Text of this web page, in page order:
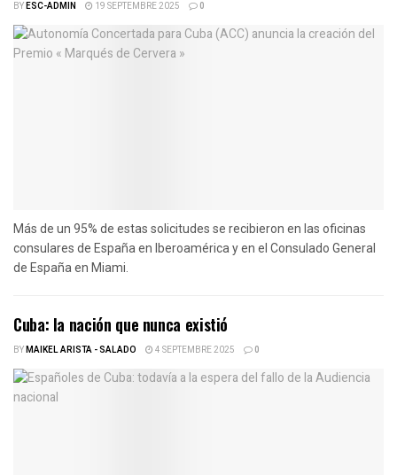
BYESC-ADMIN 19 SEPTEMBRE 2025 0
Más de un 95% de estas solicitudes se recibieron en las oficinas
consulares de España en Iberoamérica y en el Consulado General
de España en Miami.
Cuba: la nación que nunca existió
BYMAIKEL ARISTA - SALADO 4 SEPTEMBRE 2025 0